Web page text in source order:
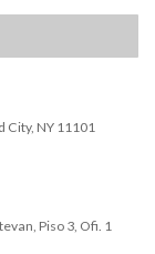
City, NY 11101
Piso 3, Ofi. 1